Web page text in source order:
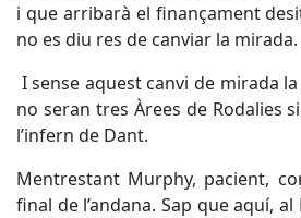
i que arribarà el finançament
no es diu res de canviar la mirada.
I sense aquest canvi de mirada
no seran tres Àrees de Rodalies
l’infern de Dant.
Mentrestant Murphy, pacient,
final de l’andana. Sap que aquí, al